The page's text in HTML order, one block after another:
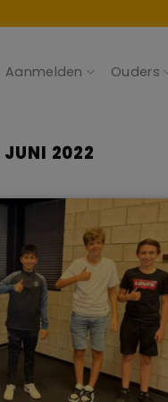
Aanmelden Ouders
JUNI 2022